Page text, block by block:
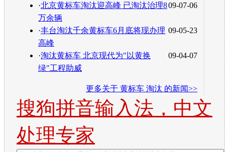
09-07-06
·北京黄标车淘汰迎高峰 已淘汰治理8
万余辆
09-05-23
·丰台淘汰千余黄标车6月底将现办理
高峰
09-04-07
·淘汰黄标车 北京现代为"以黄换
绿"工程助威
更多关于 黄标车 淘汰 的新闻>>
搜狗拼音输入法，中文
处理专家